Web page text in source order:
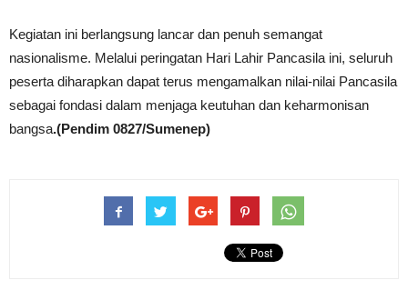
Kegiatan ini berlangsung lancar dan penuh semangat
nasionalisme. Melalui peringatan Hari Lahir Pancasila ini, seluruh
peserta diharapkan dapat terus mengamalkan nilai-nilai Pancasila
sebagai fondasi dalam menjaga keutuhan dan keharmonisan
bangsa.(Pendim 0827/Sumenep)